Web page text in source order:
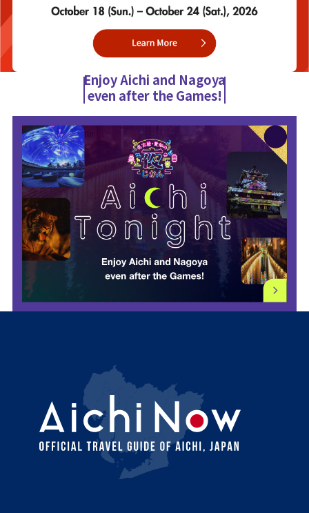
Enjoy Aichi and Nagoya
even after the Games!